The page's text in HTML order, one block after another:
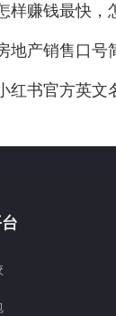
样赚钱最快，
地产销售口号简短霸气
红书官方英文